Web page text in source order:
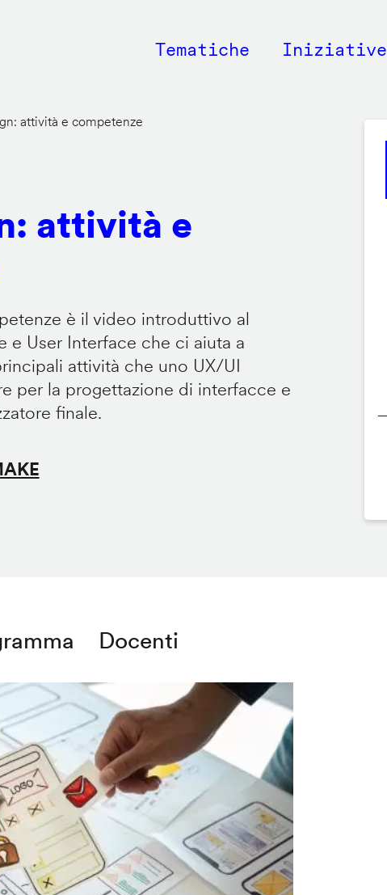
Main
Tematiche Iniziative
attività e competenze
attività e
è il video introduttivo al
e User Interface che ci aiuta a
attività che uno UX/UI
per la progettazione di interfacce e
finale.
Docenti